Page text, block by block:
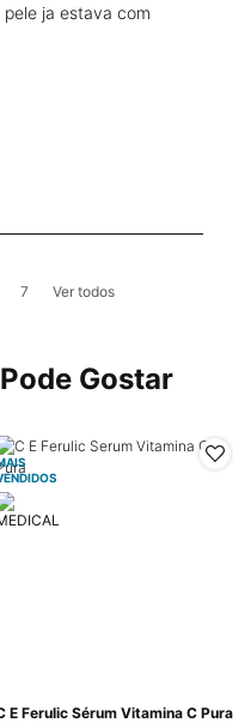
ja estava com
7 Ver todos
Gostar
E Ferulic Sérum Vitamina C Pura